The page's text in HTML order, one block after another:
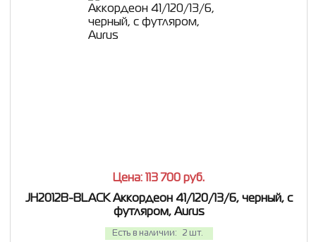
Цена: 113 700 руб.
JH2012B-BLACK Аккордеон 41/120/13/6, черный, с
футляром, Aurus
Есть в наличии: 2 шт.